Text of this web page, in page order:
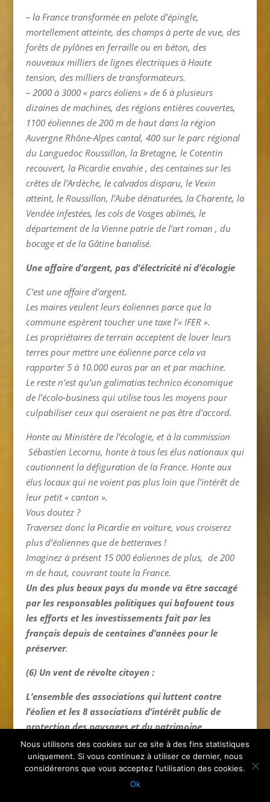
– la France transformée en pelote d’épingle,
mortellement atteinte, des champs à perte de vue, des
forêts de pylônes en ferraille ou en béton, des
nouveaux milliers de lignes électriques à Haute
tension, des milliers de transformateurs.
– 2000 à 3000 « parcs éoliens » de 6 à plusieurs
dizaines de machines, des régions entières couvertes,
1100 éoliennes de 200 m de haut dans la région
Auvergne Rhône-Alpes cantal, 400 sur le parc régional
du Languedoc Roussillon, la Bretagne, le Cotentin
recouvert, la Picardie envahie , des centaines sur les
crêtes de l’Ardèche, le calvados disparu, le Vexin
atteint, le Roussillon, l’Aube dénaturées, la Charente, la
Vendée infestées, les cols de Vosges abîmés, le
département de la Vienne patrie de l’art roman , du
bocage et de la Gâtine banalisé.
Une affaire d’argent, pas d’électricité ni d’écologie
C’est une affaire d’argent.
Les maires veulent leurs éoliennes parce que la
commune espèrent toucher une taxe l’« IFER ».
Les propriétaires de terrain acceptent de louer leurs
terres pour mettre une éolienne parce cela va
rapporter 5 à 10.000 euros par an et par machine.
Le reste n’est qu’un galimatias technico économique
de l’écolo-business qui utilise tous les moyens pour
culpabiliser ceux qui oseraient ne pas être d’accord.
Honte au Ministère de l’écologie, et à la commission
Sébastien Lecornu, honte à tous les élus nationaux qui
cautionnent la défiguration de la France. Honte aux
élus locaux qui ne voient pas plus loin que l’intérêt de
leur petit « canton ».
Vous doutez ?
Traversez donc la Picardie en voiture, vous croiserez
plus d’éoliennes que de betteraves !
Imaginez à présent 15 000 éoliennes de plus, de 200
m de haut, couvrant toute la France.
Un des plus beaux pays du monde va être saccagé
par les responsables politiques qui bafouent tous
les efforts et les investissements fait par les
français depuis de centaines d’années pour le
préserver.
(6) Un vent de révolte citoyen :
L’ensemble des associations qui luttent contre
l’éolien et les 8 associations d’intérêt public de
protection des paysages et du patrimoine
n’accepteront pas un tel massacre.
(Demeure Historique, Fédération Environnement
Durable, Vent de Colère, Sauvegarde de l’Art
Français, Sites & Monuments, Vieilles Maison de
Nous utilisons des cookies sur ce site à des fins statistiques
uniquement. Si vous continuez à utiliser ce dernier, nous
considérerons que vous acceptez l'utilisation des cookies.
Ok